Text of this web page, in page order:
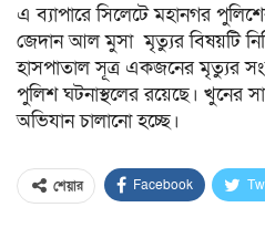
এ ব্যাপারে সিলেটে মহানগর
জেদান আল মুসা মৃত্যুর বিষয়টি
হাসপাতাল সূত্র একজনের মৃত্যুর
পুলিশ ঘটনাস্থলের রয়েছে। খুনের
অভিযান চালানো হচ্ছে।
শেয়ার Facebook